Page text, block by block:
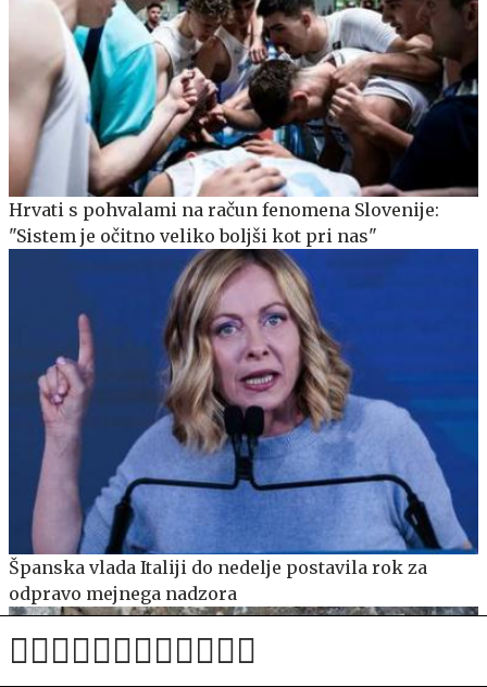
Hrvati s pohvalami na račun fenomena Slovenije:
"Sistem je očitno veliko boljši kot pri nas"
Španska vlada Italiji do nedelje postavila rok za
odpravo mejnega nadzora